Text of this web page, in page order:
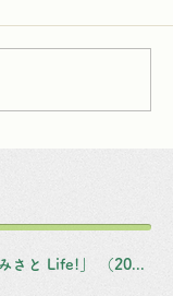
さと Life!」
（203）